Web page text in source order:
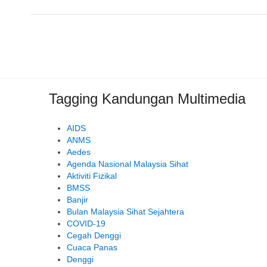
Tagging Kandungan Multimedia
AIDS
ANMS
Aedes
Agenda Nasional Malaysia Sihat
Aktiviti Fizikal
BMSS
Banjir
Bulan Malaysia Sihat Sejahtera
COVID-19
Cegah Denggi
Cuaca Panas
Denggi